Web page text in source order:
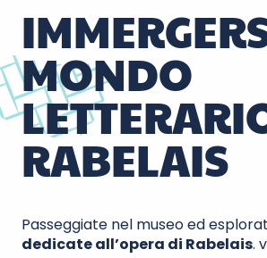
MONDO
RABELAIS
Passeggiate nel museo ed
dedicate all’opera di Rabelais.